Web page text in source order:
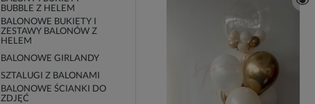
BUBBLE Z HELEM
BALONOWE BUKIETY I
ZESTAWY BALONÓW Z
HELEM
BALONOWE GIRLANDY
SZTALUGI Z BALONAMI
BALONOWE ŚCIANKI DO
ZDJĘĆ